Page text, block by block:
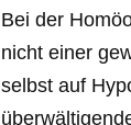
Bei der
nicht einer
selbst auf